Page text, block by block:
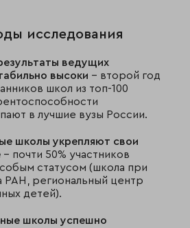
исследования
ведущих
высоки – второй год
школ из топ-100
в лучшие вузы России.
школы укрепляют свои
– почти 50% участников
статусом (школа при
РАН, региональный центр
детей).
школы успешно